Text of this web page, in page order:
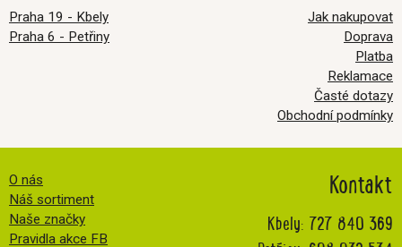
Praha 19 - Kbely
Praha 6 - Petřiny
Kontakt
Kbely: 727 840 369
Jak nakupovat
Doprava
Platba
Reklamace
Časté dotazy
Obchodní podmínky
O nás
Náš sortiment
Naše značky
Pravidla akce FB